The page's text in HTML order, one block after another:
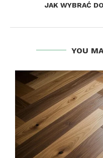
JAK WYBRAĆ
YOU